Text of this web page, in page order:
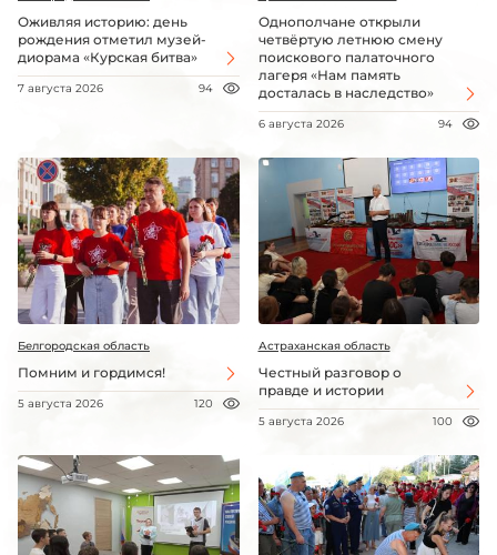
Оживляя историю: день
рождения отметил музей-
диорама «Курская битва»
7 августа 2026 94
Однополчане открыли
четвёртую летнюю смену
поискового палаточного
лагеря «Нам память
досталась в наследство»
6 августа 2026 94
Белгородская область
Помним и гордимся!
5 августа 2026 120
Астраханская область
Честный разговор о
правде и истории
5 августа 2026 100